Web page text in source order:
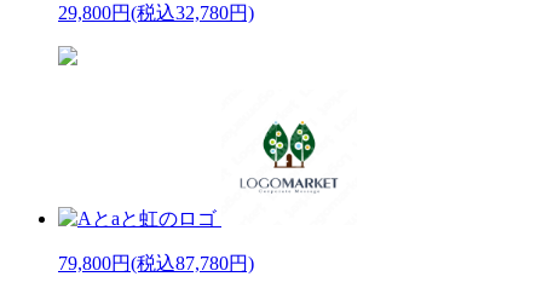
29,800円(税込32,780円)
79,800円(税込87,780円)